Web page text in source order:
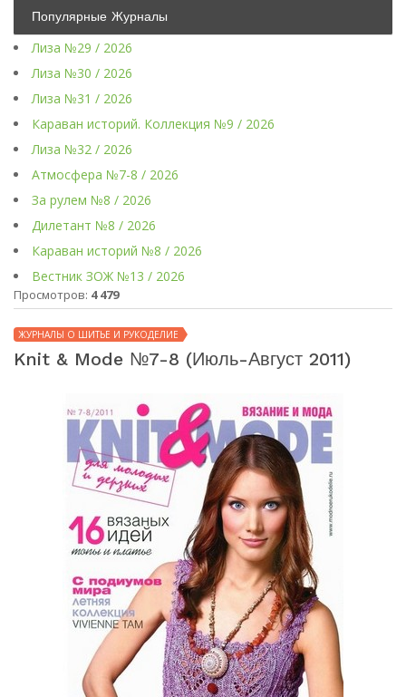
Популярные Журналы
Лиза №29 / 2026
Лиза №30 / 2026
Лиза №31 / 2026
Караван историй. Коллекция №9 / 2026
Лиза №32 / 2026
Атмосфера №7-8 / 2026
За рулем №8 / 2026
Дилетант №8 / 2026
Караван историй №8 / 2026
Вестник ЗОЖ №13 / 2026
Просмотров: 4 479
ЖУРНАЛЫ О ШИТЬЕ И РУКОДЕЛИЕ
Knit & Mode №7-8 (июль-Август 2011)